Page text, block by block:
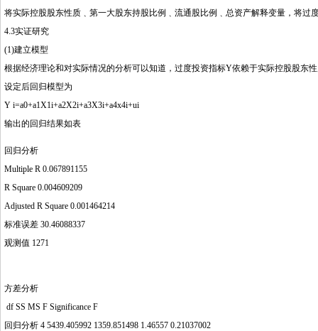
将实际控股股东性质﹑第一大股东持股比例﹑流通股比例﹑总资产解释变量，将
4.3实证研究
(1)建立模型
根据经济理论和对实际情况的分析可以知道，过度投资指标Y依赖于实际控股股东
设定后回归模型为
Y i=a0+a1X1i+a2X2i+a3X3i+a4x4i+ui
输出的回归结果如表
回归分析
Multiple R 0.067891155
R Square 0.004609209
Adjusted R Square 0.001464214
标准误差 30.46088337
观测值 1271
方差分析
df SS MS F Significance F
回归分析 4 5439.405992 1359.851498 1.46557 0.21037002